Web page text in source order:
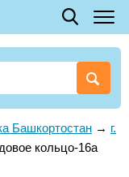
Башкортостан → г.
кольцо-16а